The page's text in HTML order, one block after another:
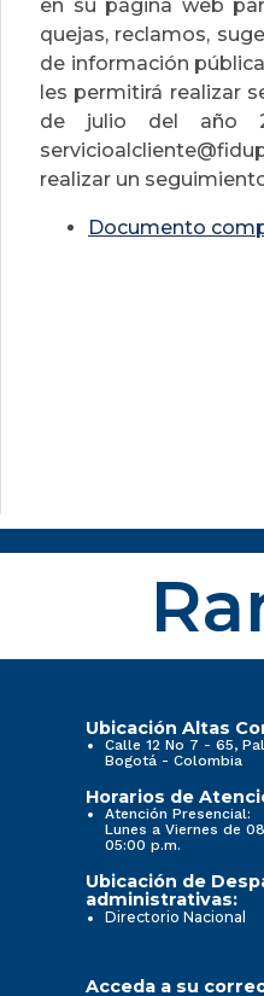
en su página web
quejas, reclamos,
de información
les permitirá realizar
de julio del año
realizar un
Documento
Ubicación Altas
Calle 12 No 7 - 65,
Bogotá - Colombia
Horarios de
Atención Presencial:
Lunes a Viernes de
05:00 p.m.
Ubicación de
administrativas:
Directorio Nacional
Acceda a su